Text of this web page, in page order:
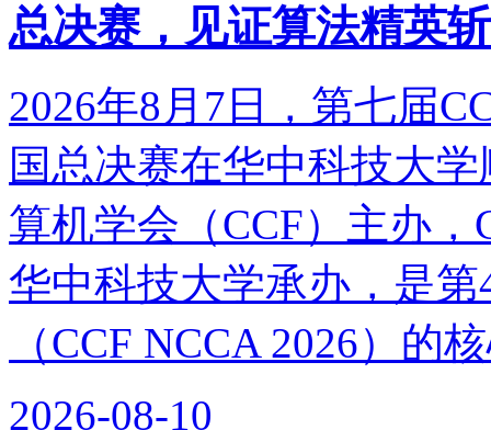
总决赛，见证算法精英
2026年8月7日，第七届
国总决赛在华中科技大
算机学会（CCF）主办
华中科技大学承办，是
（CCF NCCA 2026）的
2026-08-10